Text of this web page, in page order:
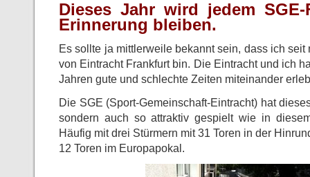
Dieses Jahr wird jedem
Erinnerung bleiben.
Es sollte ja mittlerweile bekannt sein, dass ich
von Eintracht Frankfurt bin. Die Eintracht und ich
Jahren gute und schlechte Zeiten miteinander
Die SGE (Sport-Gemeinschaft-Eintracht) hat
sondern auch so attraktiv gespielt wie in
Häufig mit drei Stürmern mit 31 Toren in der
12 Toren im Europapokal.